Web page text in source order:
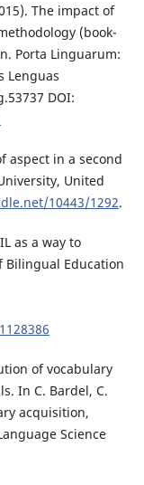
The impact of
(book-
Porta Linguarum:
Lenguas
DOI:
aspect in a second
United
10443/1292.
as a way to
Education
of vocabulary
In C. Bardel, C.
acquisition,
Science